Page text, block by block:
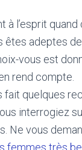
à l’esprit
êtes adeptes
vous est
rend compte.
fait quelques
interrogiez
Ne vous
femmes très